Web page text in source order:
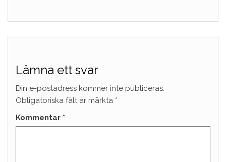
Lämna ett svar
Din e-postadress kommer inte publiceras.
Obligatoriska fält är märkta *
Kommentar *